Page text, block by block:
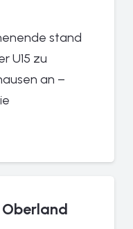
stand
U15 zu
an –
Oberland